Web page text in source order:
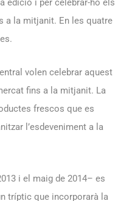
edició i per celebrar-ho els
a la mitjanit. En les quatre
volen celebrar aquest
fins a la mitjanit. La
frescos que es
l’esdeveniment a la
i el maig de 2014– es
tríptic que incorporarà la